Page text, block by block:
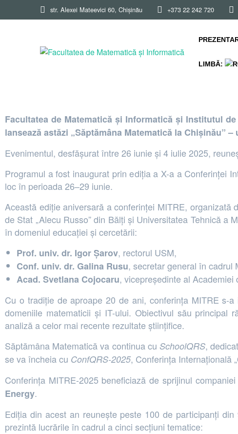
str. Alexei Mateevici 60, Chișinău +373 22 242 720
LIMBĂ:
Facultatea de Matematică și Informatică și Institutul
lansează astăzi „Săptămâna Matematică la
Evenimentul, desfășurat între 26 iunie și 4 iulie 2025,
Programul a fost inaugurat prin ediția a X-a a Conferinței
loc în perioada 26–29 iunie.
Această ediție aniversară a conferinței MITRE,
de Stat „Alecu Russo” din Bălți și Universitatea Tehnică
în domeniul educației și cercetării:
Prof. univ. dr. Igor Șarov, rectorul USM,
Conf. univ. dr. Galina Rusu, secretar general în cadrul
Acad. Svetlana Cojocaru, vicepreședinte al Academiei
Cu o tradiție de aproape 20 de ani, conferința MITRE s-
domeniile matematicii și IT-ului. Obiectivul său principal
analiză a celor mai recente rezultate științifice.
Săptămâna Matematică va continua cu SchoolQRS,
se va încheia cu ConfQRS-2025, Conferința Internațională
Conferința MITRE-2025 beneficiază de sprijinul companiei
Energy.
Ediția din acest an reunește peste 100 de participanți
prezintă lucrările în cadrul a cinci secțiuni tematice: